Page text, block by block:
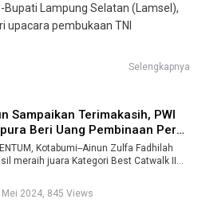
Bupati Lampung Selatan (Lamsel),
upacara pembukaan TNI
Selengkapnya
Sampaikan Terimakasih, PWI
Beri Uang Pembinaan Pera
Kotabumi--Ainun Zulfa Fadhilah
meraih juara Kategori Best Catwalk II
2024, 845 Views